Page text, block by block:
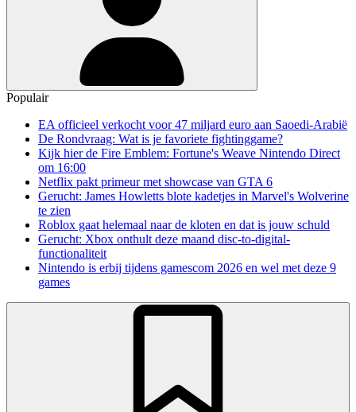
Populair
EA officieel verkocht voor 47 miljard euro aan Saoedi-Arabië
De Rondvraag: Wat is je favoriete fightinggame?
Kijk hier de Fire Emblem: Fortune's Weave Nintendo Direct
om 16:00
Netflix pakt primeur met showcase van GTA 6
Gerucht: James Howletts blote kadetjes in Marvel's Wolverine
te zien
Roblox gaat helemaal naar de kloten en dat is jouw schuld
Gerucht: Xbox onthult deze maand disc-to-digital-
functionaliteit
Nintendo is erbij tijdens gamescom 2026 en wel met deze 9
games